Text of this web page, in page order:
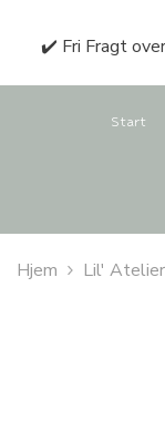
✔️ Fri Fragt
Start
Hjem Lil'